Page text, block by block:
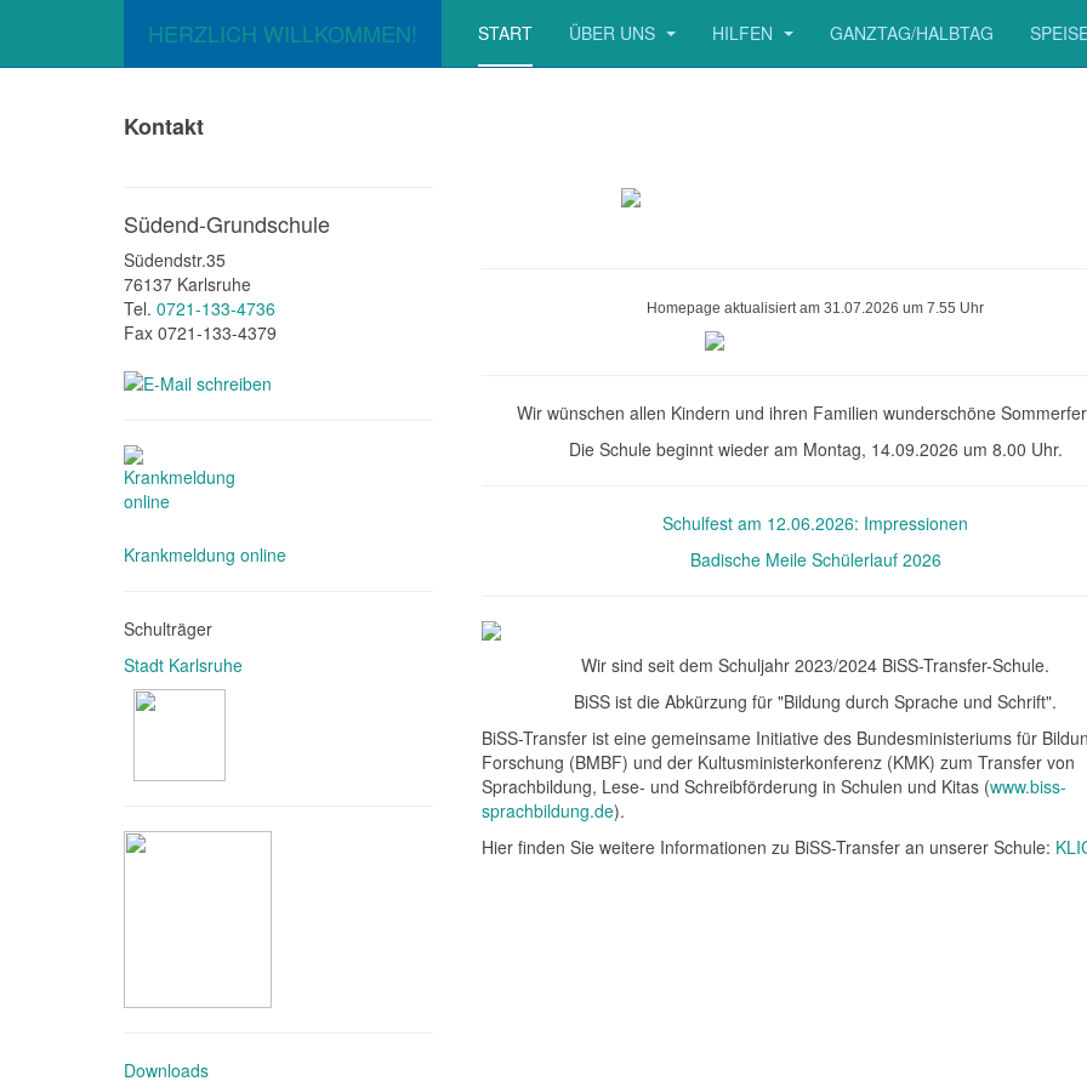
HERZLICH WILLKOMMEN! START ÜBER UNS HILFEN GANZTAG/HALBTAG
Homepage aktualisiert am 31.07.2026 um 7.55 Uhr
Wir wünschen allen Kindern und ihren Familien wunderschöne
Die Schule beginnt wieder am Montag, 14.09.2026 um 8.00 Uhr.
Schulfest am 12.06.2026: Impressionen
Badische Meile Schülerlauf 2026
Wir sind seit dem Schuljahr 2023/2024 BiSS-Transfer-Schule.
BiSS ist die Abkürzung für "Bildung durch Sprache und Schrift".
BiSS-Transfer ist eine gemeinsame Initiative des Bundesministeriums für
Forschung (BMBF) und der Kultusministerkonferenz (KMK) zum Transfer von
Sprachbildung, Lese- und Schreibförderung in Schulen und Kitas (www.biss-
sprachbildung.de).
Hier finden Sie weitere Informationen zu BiSS-Transfer an unserer Schule:
Kontakt
Südend-Grundschule
Südendstr.35
76137 Karlsruhe
Tel. 0721-133-4736
Fax 0721-133-4379
Krankmeldung online
Schulträger
Stadt Karlsruhe
Downloads